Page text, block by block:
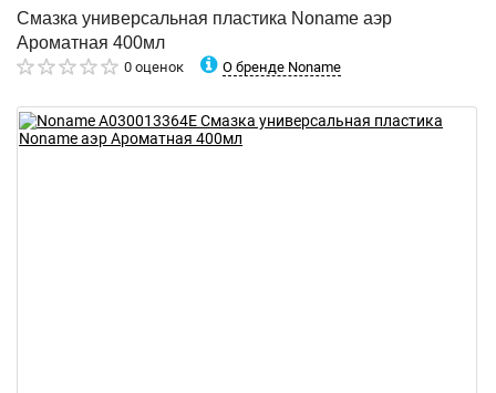
Смазка универсальная пластика Noname аэр
Ароматная 400мл
0 оценок О бренде Noname